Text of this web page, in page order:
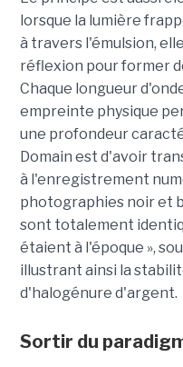
lorsque la lumière
à travers l'émulsion,
réflexion pour former
Chaque longueur
empreinte physique
une profondeur
Domain est d'avoir
à l'enregistrement
photographies noir et
sont totalement
étaient à l'époque »,
illustrant ainsi la
d'halogénure d'argent.
Sortir du